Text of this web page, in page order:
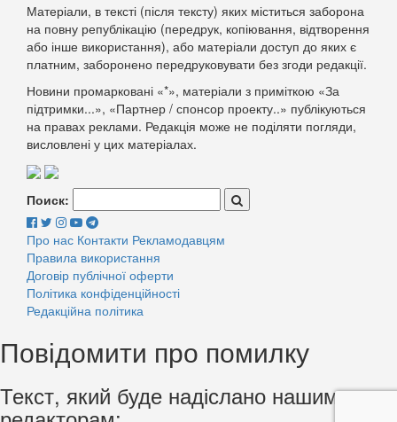
Матеріали, в тексті (після тексту) яких міститься заборона
на повну републікацію (передрук, копіювання, відтворення
або інше використання), або матеріали доступ до яких є
платним, заборонено передруковувати без згоди редакції.
Новини промарковані «*», матеріали з приміткою «За
підтримки...», «Партнер / спонсор проекту..» публікуються
на правах реклами. Редакція може не поділяти погляди,
висловлені у цих матеріалах.
Поиск:
Про нас Контакти Рекламодавцям
Правила використання
Договір публічної оферти
Політика конфіденційності
Редакційна політика
Повідомити про помилку
Текст, який буде надіслано нашим